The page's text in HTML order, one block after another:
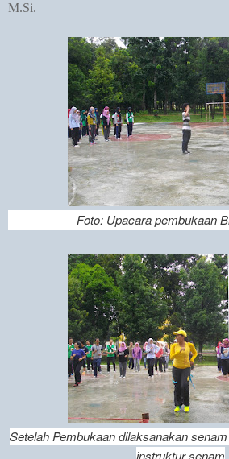
M.Si.
Foto: Upacara pembukaan
Setelah Pembukaan dilaksanakan
instruktur senam